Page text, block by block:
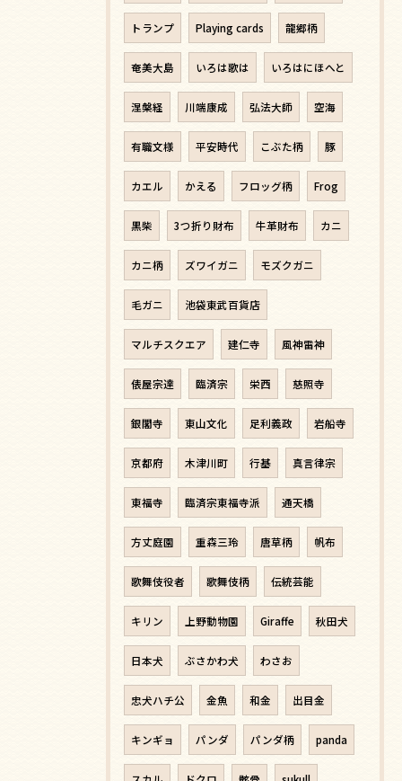
トランプ Playing cards 龍郷柄
奄美大島 いろは歌は いろはにほへと
涅槃経 川端康成 弘法大師 空海
有職文様 平安時代 こぶた柄 豚
カエル かえる フロッグ柄 Frog
黒柴 3つ折り財布 牛革財布 カニ
カニ柄 ズワイガニ モズクガニ
毛ガニ 池袋東武百貨店
マルチスクエア 建仁寺 風神雷神
俵屋宗達 臨済宗 栄西 慈照寺
銀閣寺 東山文化 足利義政 岩船寺
京都府 木津川町 行基 真言律宗
東福寺 臨済宗東福寺派 通天橋
方丈庭園 重森三玲 唐草柄 帆布
歌舞伎役者 歌舞伎柄 伝統芸能
キリン 上野動物園 Giraffe 秋田犬
日本犬 ぶさかわ犬 わさお
忠犬ハチ公 金魚 和金 出目金
キンギョ パンダ パンダ柄 panda